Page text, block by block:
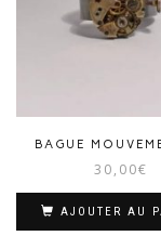
BAGUE
30,00€
AJOUTER AU